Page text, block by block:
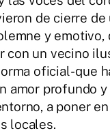
de cierre de
y emotivo,
con un vecino
oficial- que
amor profundo
a poner
locales.